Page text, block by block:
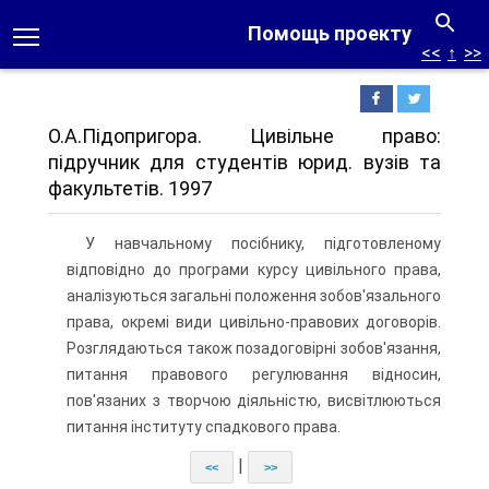
Помощь проекту
<< ↑ >>
О.А.Підопригора. Цивільне право:
підручник для студентів юрид. вузів та
факультетів. 1997
У навчальному посібнику, підготовленому
відповідно до програми курсу цивільного права,
аналізуються загальні положення зобов'язального
права, окремі види цивільно-правових договорів.
Розглядаються також позадоговірні зобов'язання,
питання правового регулювання відносин,
пов'язаних з творчою діяльністю, висвітлюються
питання інституту спадкового права.
<< >>